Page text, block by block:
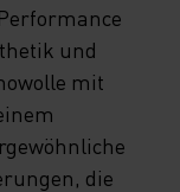
und
mit
die